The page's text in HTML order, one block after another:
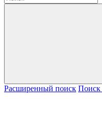
Расширенный поиск Поиск